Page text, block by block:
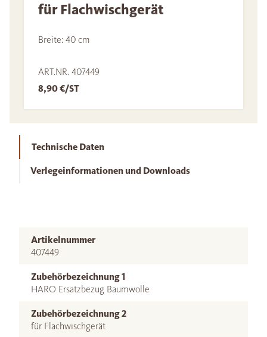
für Flachwischgerät
Breite: 40 cm
ART.NR. 407449
8,90 €/ST
Technische Daten
Verlegeinformationen und Downloads
Artikelnummer
407449
Zubehörbezeichnung 1
HARO Ersatzbezug Baumwolle
Zubehörbezeichnung 2
für Flachwischgerät